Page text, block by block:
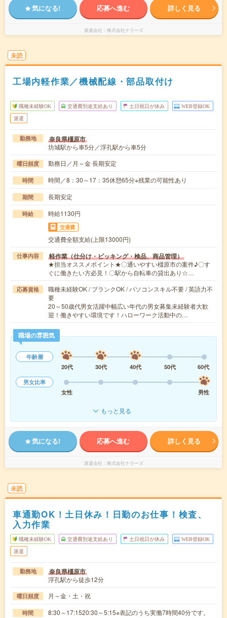
気になる! 応募へ進む 詳しく見る
派遣会社 株式会社ナラーズ
未読
工場内軽作業／機械配線・部品取付け
職種未経験OK 交通費別途支給あり 土日祝日が休み WEB登録OK
派遣
勤務地 奈良県橿原市
坊城駅から車5分／浮孔駅から車5分
曜日頻度 勤務日／月～金 長期安定
時間 時間／8：30～17：35休憩65分※残業の可能性あり
期間 長期安定
時給 時給1130円
交通費
交通費全額支給(上限13000円)
仕事内容 軽作業（仕分け・ピッキング・検品、商品管理）
★担当オススメポイント★〇通いやすい橿原市の案件♪〇す
ぐに働きたい方必見！〇駅から自転車の貸出あり☆…
応募資格
職種未経験OK / ブランクOK / パソコンスキル不要 / 英語力不
要
20～50歳代男女活躍中幅広い年代の男女募集未経験者大歓
迎！働きやすい環境です！ハローワーク活動中の…
職場の雰囲気
年齢層
20代
30代 40代 50代
60代
男女比率
女性
男性
もっと見る
気になる! 応募へ進む 詳しく見る
派遣会社 株式会社ナラーズ
未読
車通勤OK！土日休み！日勤のお仕事！検査、
入力作業
職種未経験OK 交通費別途支給あり 土日祝日が休み WEB登録OK
派遣
勤務地 奈良県橿原市
浮孔駅から徒歩12分
曜日頻度 月～金・土・祝
時間 8:30～17:1520:30～5:15※表記のうち実働7時間40分です。